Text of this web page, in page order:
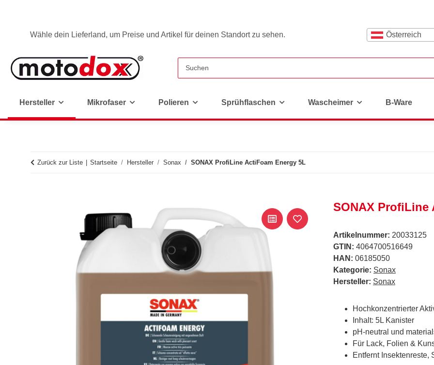
Wähle dein Lieferland, um Preise und Artikel für deinen Standort zu sehen. Österreich
Hersteller Mikrofaser Polieren Sprühflaschen Wascheimer B-Ware
Zurück zur Liste Startseite Hersteller Sonax SONAX ProfiLine ActiFoam Energy 5L
SONAX ProfiLine
Artikelnummer: 20033125
GTIN: 4064700516649
HAN: 06185050
Kategorie: Sonax
Hersteller: Sonax
Hochkonzentrierter
Inhalt: 5L Kanister
pH-neutral und
Für Lack, Folien &
Entfernt Insektenreste,